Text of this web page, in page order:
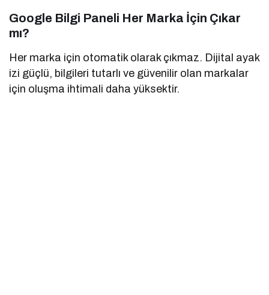
Google Bilgi Paneli Her Marka İçin Çıkar
mı?
Her marka için otomatik olarak çıkmaz. Dijital ayak
izi güçlü, bilgileri tutarlı ve güvenilir olan markalar
için oluşma ihtimali daha yüksektir.